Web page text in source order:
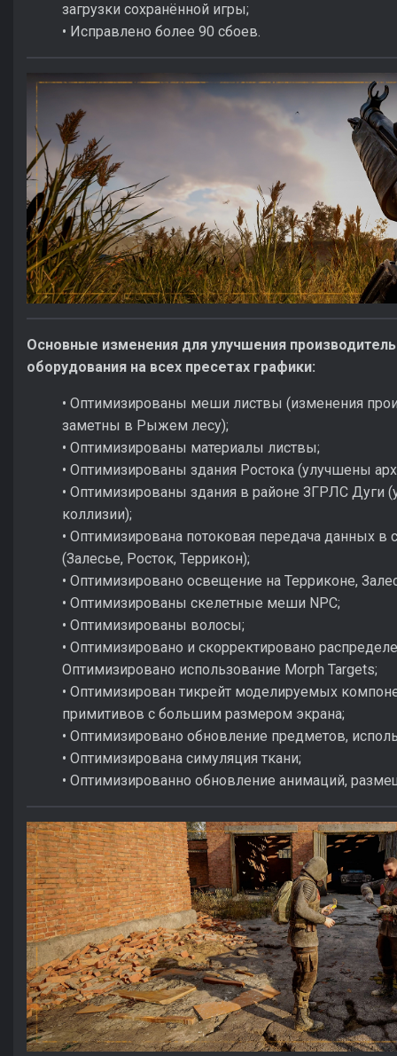
загрузки сохранённой игры;
• Исправлено более 90 сбоев.
Основные изменения для улучшения
оборудования на всех пресетах графики:
• Оптимизированы меши листвы (изменения
заметны в Рыжем лесу);
• Оптимизированы материалы листвы;
• Оптимизированы здания Ростока (улучшены
• Оптимизированы здания в районе ЗГРЛС Дуги
коллизии);
• Оптимизирована потоковая передача данных
(Залесье, Росток, Террикон);
• Оптимизировано освещение на Терриконе,
• Оптимизированы скелетные меши NPC;
• Оптимизированы волосы;
• Оптимизировано и скорректировано
Оптимизировано использование Morph Targets;
• Оптимизирован тикрейт моделируемых
примитивов с большим размером экрана;
• Оптимизировано обновление предметов,
• Оптимизирована симуляция ткани;
• Оптимизированно обновление анимаций,